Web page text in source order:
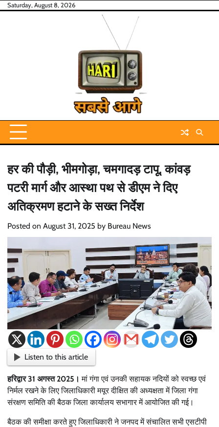
SkipSaturday, August 8, 2026
हर की पौड़ी, भीमगोड़ा, चमगादड़ टापू, कांवड़
पटरी मार्ग और आस्था पथ से डीएम ने दिए
अतिक्रमण हटाने के सख्त निर्देश
Posted on August 31, 2025 by Bureau News
Listen to this article
हरिद्वार 31 अगस्त 2025।मां गंगा एवं उनकी सहायक नदियों को स्वच्छ एवं
निर्मल रखने के लिए जिलाधिकारी मयूर दीक्षित की अध्यक्षता में जिला गंगा
संरक्षण समिति की बैठक जिला कार्यालय सभागार में आयोजित की गई।
बैठक की समीक्षा करते हुए जिलाधिकारी ने जनपद में संचालित सभी एसटीपी